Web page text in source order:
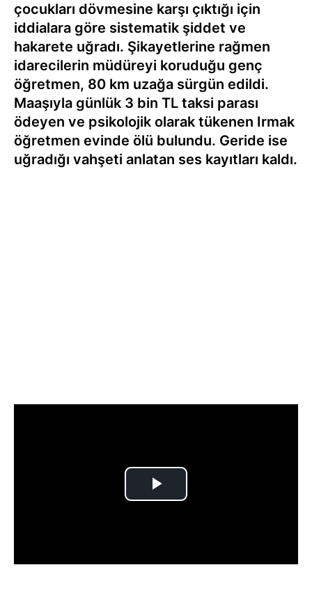
çocukları dövmesine karşı çıktığı için
iddialara göre sistematik şiddet ve
hakarete uğradı. Şikayetlerine rağmen
idarecilerin müdüreyi koruduğu genç
öğretmen, 80 km uzağa sürgün edildi.
Maaşıyla günlük 3 bin TL taksi parası
ödeyen ve psikolojik olarak tükenen Irmak
öğretmen evinde ölü bulundu. Geride ise
uğradığı vahşeti anlatan ses kayıtları kaldı.